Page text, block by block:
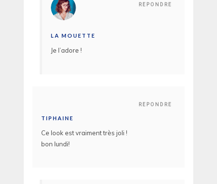
REPONDRE
LA MOUETTE
Je l’adore !
REPONDRE
TIPHAINE
Ce look est vraiment très joli !
bon lundi!